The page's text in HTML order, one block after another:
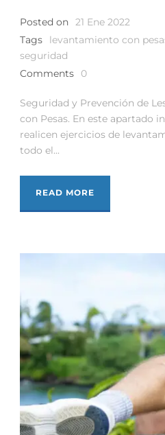
Posted on 21 Ene 2022
Tags
levantamiento con
seguridad
Comments
0
Seguridad y Prevención de
con Pesas. En este apartado
realicen ejercicios de
todo el...
READ MORE